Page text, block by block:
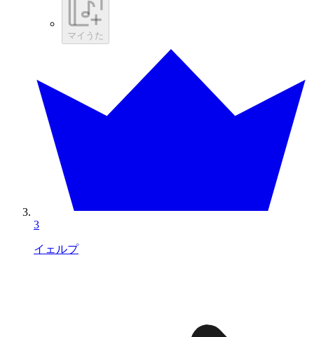
マイうた
3
イェルプ